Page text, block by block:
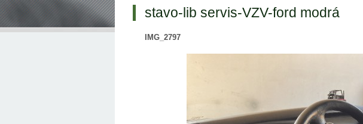
stavo-lib servis-VZV-ford modrá
IMG_2797